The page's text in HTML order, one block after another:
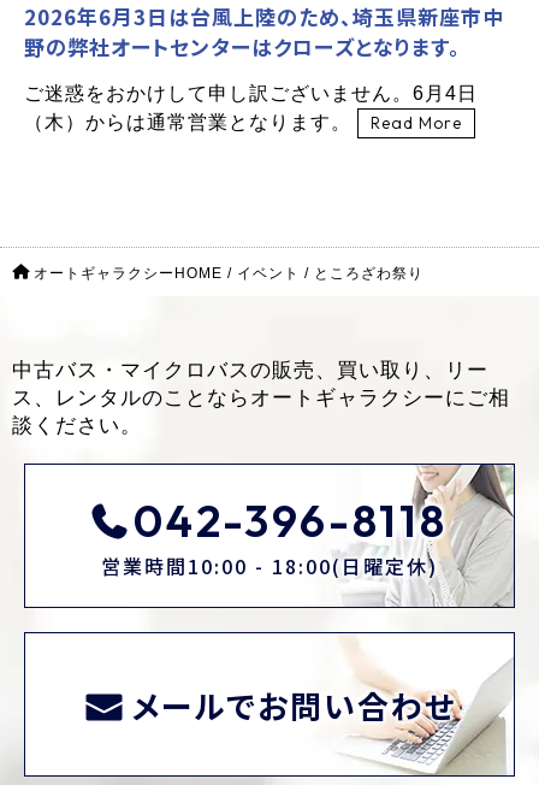
2026年6月3日は台風上陸のため、埼玉県新座市中
野の弊社オートセンターはクローズとなります。
ご迷惑をおかけして申し訳ございません。6月4日
（木）からは通常営業となります。
Read More
オートギャラクシーHOME / イベント / ところざわ祭り
中古バス・マイクロバスの販売、買い取り、リー
ス、レンタルのことなら オートギャラクシーにご相
談ください。
042-396-8118
営業時間10:00 - 18:00(日曜定休)
メールでお問い合わせ